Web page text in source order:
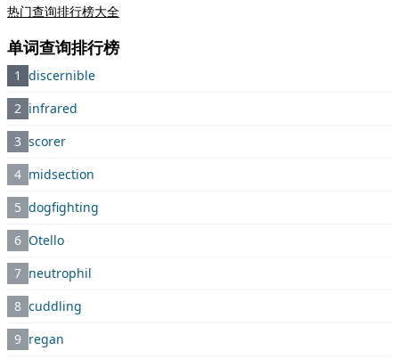
热门查询排行榜大全
单词查询排行榜
1 discernible
2 infrared
3 scorer
4 midsection
5 dogfighting
6 Otello
7 neutrophil
8 cuddling
9 regan